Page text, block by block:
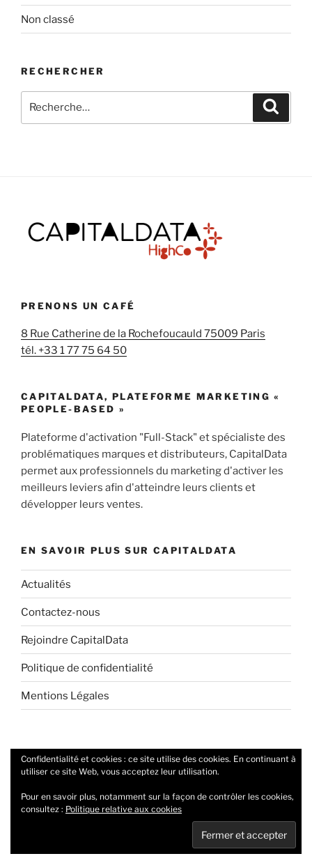
Non classé
RECHERCHER
pour
PRENONS UN CAFÉ
8 Rue Catherine de la Rochefoucauld 75009 Paris
tél. +33 1 77 75 64 50
CAPITALDATA, PLATEFORME MARKETING «
PEOPLE-BASED »
Plateforme d'activation "Full-Stack" et spécialiste des
problématiques marques et distributeurs, CapitalData
permet aux professionnels du marketing d'activer les
meilleurs leviers afin d'atteindre leurs clients et
développer leurs ventes.
EN SAVOIR PLUS SUR CAPITALDATA
Actualités
Contactez-nous
Rejoindre CapitalData
Politique de confidentialité
Mentions Légales
Twitter Linkedin
Politique de confidentialité
Fièrement propulsé par
Confidentialité et cookies : ce site utilise des cookies. En continuant à
utiliser ce site Web, vous acceptez leur utilisation.
Pour en savoir plus, notamment sur la façon de contrôler les cookies,
consultez : Politique relative aux cookies